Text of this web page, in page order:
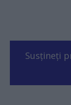
Susțineți